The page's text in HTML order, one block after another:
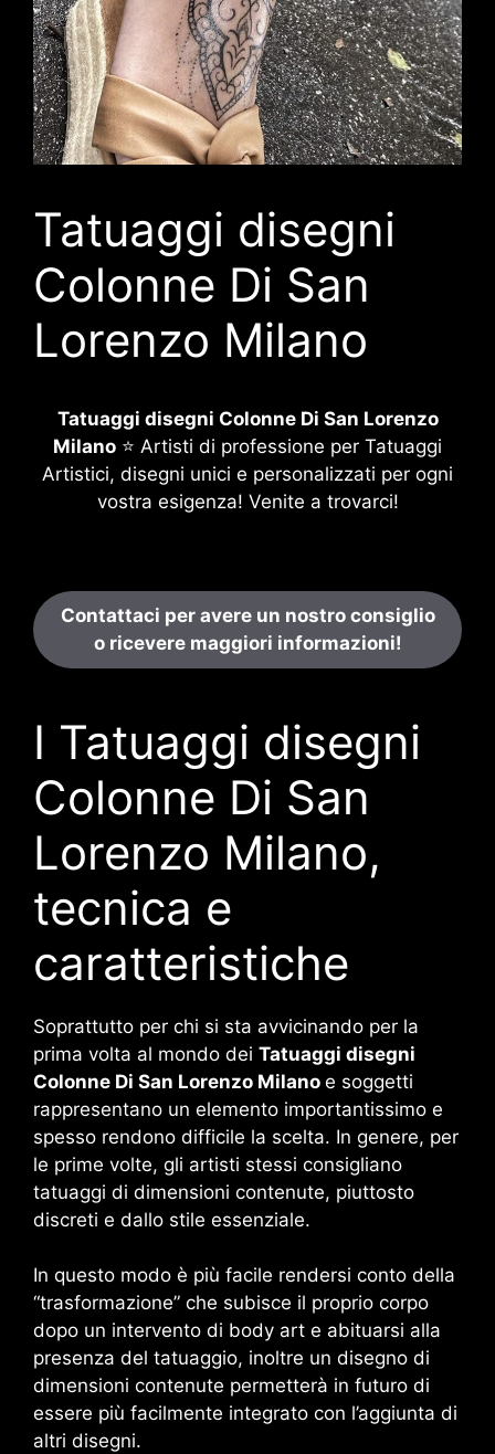
Tatuaggi disegni
Colonne Di San
Lorenzo Milano
Tatuaggi disegni Colonne Di San Lorenzo
Milano ⭐ Artisti di professione per Tatuaggi
Artistici, disegni unici e personalizzati per ogni
vostra esigenza! Venite a trovarci!
Contattaci per avere un nostro consiglio
o ricevere maggiori informazioni!
I Tatuaggi disegni
Colonne Di San
Lorenzo Milano,
tecnica e
caratteristiche
Soprattutto per chi si sta avvicinando per la
prima volta al mondo dei Tatuaggi disegni
Colonne Di San Lorenzo Milano e soggetti
rappresentano un elemento importantissimo e
spesso rendono difficile la scelta. In genere, per
le prime volte, gli artisti stessi consigliano
tatuaggi di dimensioni contenute, piuttosto
discreti e dallo stile essenziale.
In questo modo è più facile rendersi conto della
“trasformazione” che subisce il proprio corpo
dopo un intervento di body art e abituarsi alla
presenza del tatuaggio, inoltre un disegno di
dimensioni contenute permetterà in futuro di
essere più facilmente integrato con l’aggiunta di
altri disegni.